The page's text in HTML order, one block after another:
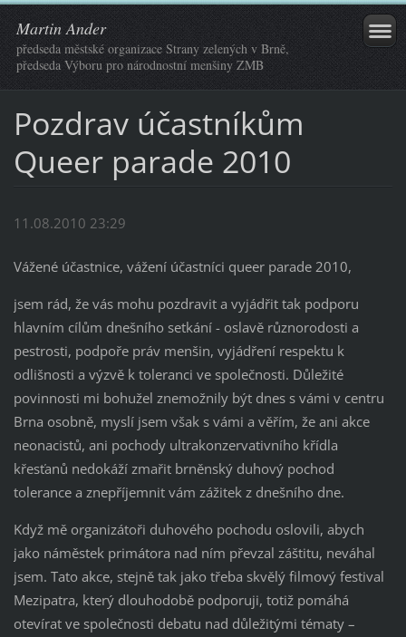
Martin Ander
předseda městské organizace Strany zelených v Brně,
předseda Výboru pro národnostní menšiny ZMB
Pozdrav účastníkům
Queer parade 2010
11.08.2010 23:29
Vážené účastnice, vážení účastníci queer parade 2010,
jsem rád, že vás mohu pozdravit a vyjádřit tak podporu
hlavním cílům dnešního setkání - oslavě různorodosti a
pestrosti, podpoře práv menšin, vyjádření respektu k
odlišnosti a výzvě k toleranci ve společnosti. Důležité
povinnosti mi bohužel znemožnily být dnes s vámi v centru
Brna osobně, myslí jsem však s vámi a věřím, že ani akce
neonacistů, ani pochody ultrakonzervativního křídla
křesťanů nedokáží zmařit brněnský duhový pochod
tolerance a znepříjemnit vám zážitek z dnešního dne.
Když mě organizátoři duhového pochodu oslovili, abych
jako náměstek primátora nad ním převzal záštitu, neváhal
jsem. Tato akce, stejně tak jako třeba skvělý filmový festival
Mezipatra, který dlouhodobě podporuji, totiž pomáhá
otevírat ve společnosti debatu nad důležitými tématy –